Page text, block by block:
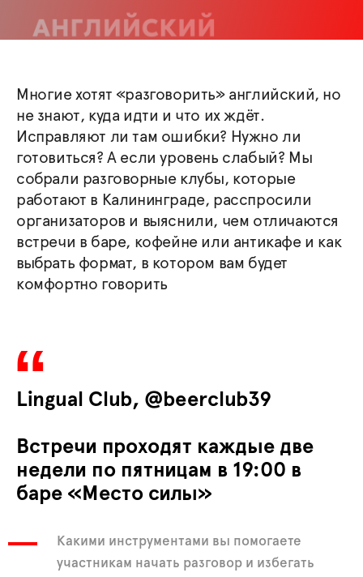
Многие хотят «разговорить» английский, но
не знают, куда идти и что их ждёт.
Исправляют ли там ошибки? Нужно ли
готовиться? А если уровень слабый? Мы
собрали разговорные клубы, которые
работают в Калининграде, расспросили
организаторов и выяснили, чем отличаются
встречи в баре, кофейне или антикафе и как
выбрать формат, в котором вам будет
комфортно говорить
Lingual Club, @beerclub39
Встречи проходят каждые две
недели по пятницам в 19:00 в
баре «Место силы»
Какими инструментами вы помогаете
участникам начать разговор и избегать